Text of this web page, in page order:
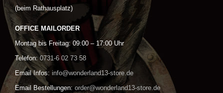
(beim Rathausplatz)
OFFICE MAILORDER
Montag bis Freitag: 09:00 – 17:00 Uhr
Telefon: 0731-6 02 73 58
Email Infos: info@wonderland13-store.de
Email Bestellungen: order@wonderland13-store.de